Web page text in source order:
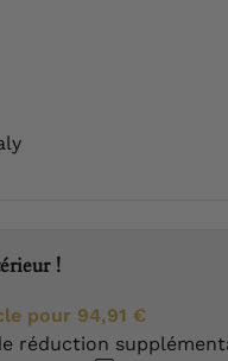
!
pour 94,91 €
réduction